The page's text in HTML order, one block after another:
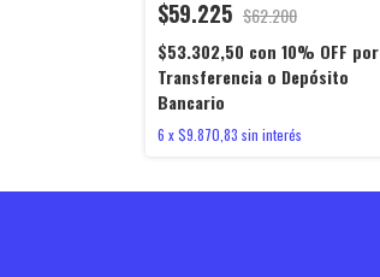
$59.225 $62.200
$53.302,50 con 10% OFF por
Transferencia o Depósito
Bancario
6 x$9.870,83 sin interés